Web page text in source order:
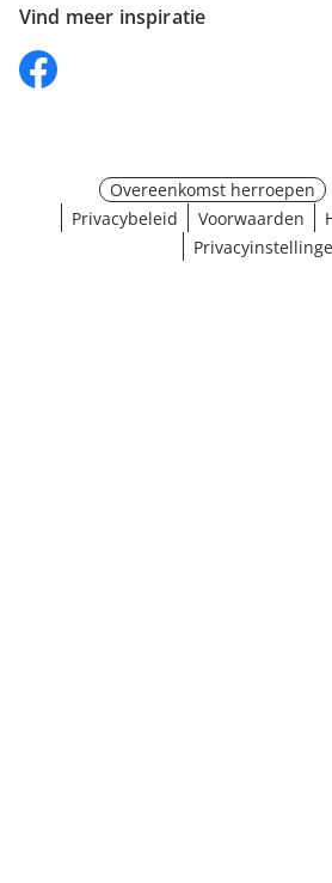
Vind meer inspiratie
Overeenkomst herroepen
Privacybeleid
Voorwaarden